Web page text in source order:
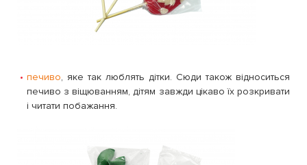
печиво, яке так люблять дітки. Сюди також відноситься
печиво з віщюванням, дітям завжди цікаво їх розкривати
і читати побажання.